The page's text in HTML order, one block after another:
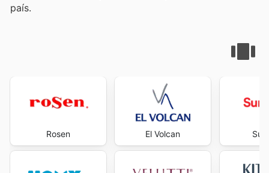
país.
Rosen El Volcan